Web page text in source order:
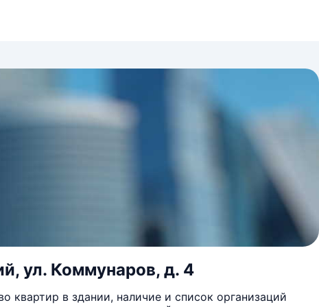
ул. Коммунаров, д. 4
в здании, наличие и список организаций